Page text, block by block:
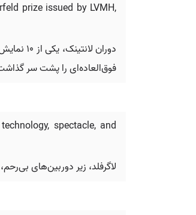
prize issued by LVMH,
فوق‌العاده‌ای را پشت سر
spectacle, and
لاگرفلد، زیر دوربین‌های